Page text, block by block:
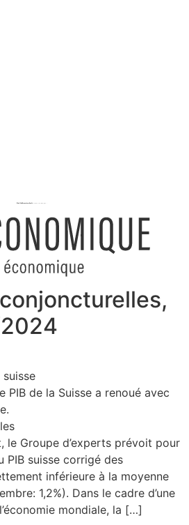
suisse
PIB de la Suisse a renoué avec
le Groupe d’experts prévoit pour
PIB suisse corrigé des
inférieure à la moyenne
1,2%). Dans le cadre d’une
mondiale, la […]